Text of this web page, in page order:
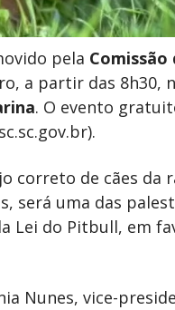
pela
a partir das 8h30,
. O evento
correto de cães da
será uma das
Lei do Pitbull, em
Nunes, vice-